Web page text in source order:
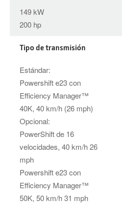
149 kW
200 hp
Tipo de transmisión
Estándar:
Powershift e23 con
Efficiency Manager™
40K, 40 km/h (26 mph)
Opcional:
PowerShift de 16
velocidades, 40 km/h 26
mph
Powershift e23 con
Efficiency Manager™
50K, 50 km/h 31 mph